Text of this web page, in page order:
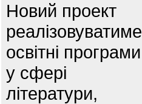
Новий проект
реалізовуватиме
освітні програми
у сфері
літератури,